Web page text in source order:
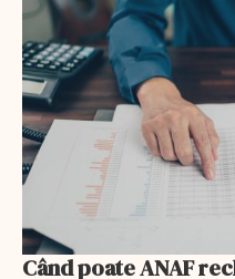
Când poate ANAF